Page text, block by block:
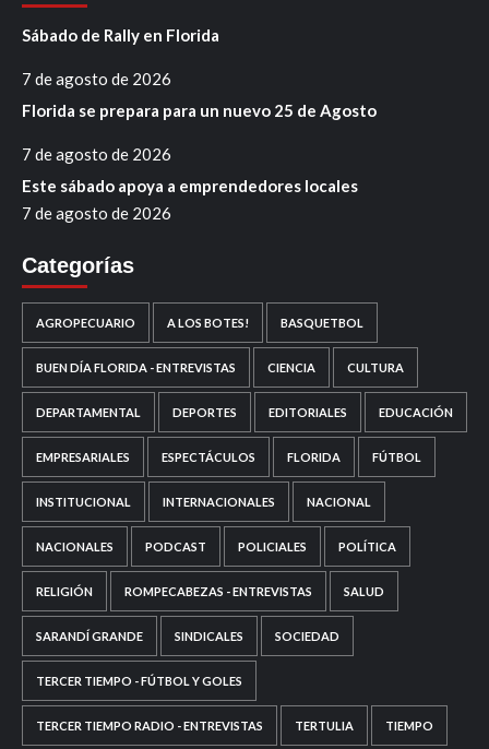
Sábado de Rally en Florida
7 de agosto de 2026
Florida se prepara para un nuevo 25 de Agosto
7 de agosto de 2026
Este sábado apoya a emprendedores locales
7 de agosto de 2026
Categorías
AGROPECUARIO A LOS BOTES! BASQUETBOL
BUEN DÍA FLORIDA - ENTREVISTAS CIENCIA CULTURA
DEPARTAMENTAL DEPORTES EDITORIALES EDUCACIÓN
EMPRESARIALES ESPECTÁCULOS FLORIDA FÚTBOL
INSTITUCIONAL INTERNACIONALES NACIONAL
NACIONALES PODCAST POLICIALES POLÍTICA
RELIGIÓN ROMPECABEZAS - ENTREVISTAS SALUD
SARANDÍ GRANDE SINDICALES SOCIEDAD
TERCER TIEMPO - FÚTBOL Y GOLES
TERCER TIEMPO RADIO - ENTREVISTAS TERTULIA TIEMPO